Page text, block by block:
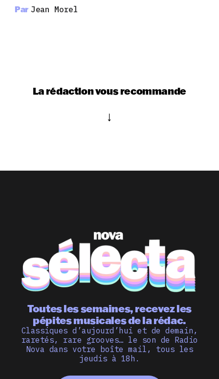
Par Jean Morel
La rédaction vous recommande
Toutes les semaines, recevez les
pépites musicales de la rédac.
Classiques d’aujourd’hui et de demain,
raretés, rare grooves… le son de Radio
Nova dans votre boîte mail, tous les
jeudis à 18h.